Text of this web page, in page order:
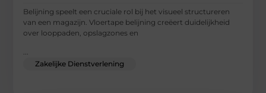
Belijning speelt een cruciale rol bij het visueel structureren
van een magazijn. Vloertape belijning creëert duidelijkheid
over looppaden, opslagzones en
...
Zakelijke Dienstverlening